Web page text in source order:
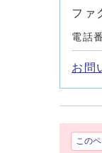
ファ
電話
お問
この